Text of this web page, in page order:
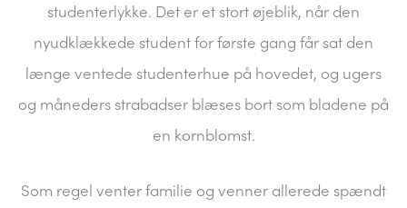
studenterlykke. Det er et stort øjeblik, når den
nyudklækkede student for første gang får sat den
længe ventede studenterhue på hovedet, og ugers
og måneders strabadser blæses bort som bladene på
en kornblomst.
Som regel venter familie og venner allerede spændt